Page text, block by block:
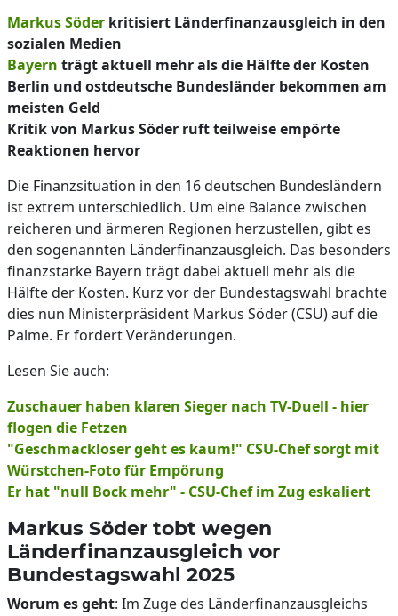
Markus Söder kritisiert Länderfinanzausgleich in den
sozialen Medien
Bayern trägt aktuell mehr als die Hälfte der Kosten
Berlin und ostdeutsche Bundesländer bekommen am
meisten Geld
Kritik von Markus Söder ruft teilweise empörte
Reaktionen hervor
Die Finanzsituation in den 16 deutschen Bundesländern
ist extrem unterschiedlich. Um eine Balance zwischen
reicheren und ärmeren Regionen herzustellen, gibt es
den sogenannten Länderfinanzausgleich. Das besonders
finanzstarke Bayern trägt dabei aktuell mehr als die
Hälfte der Kosten. Kurz vor der Bundestagswahl brachte
dies nun Ministerpräsident Markus Söder (CSU) auf die
Palme. Er fordert Veränderungen.
Lesen Sie auch:
Zuschauer haben klaren Sieger nach TV-Duell - hier
flogen die Fetzen
"Geschmackloser geht es kaum!" CSU-Chef sorgt mit
Würstchen-Foto für Empörung
Er hat "null Bock mehr" - CSU-Chef im Zug eskaliert
Markus Söder tobt wegen
Länderfinanzausgleich vor
Bundestagswahl 2025
Worum es geht: Im Zuge des Länderfinanzausgleichs